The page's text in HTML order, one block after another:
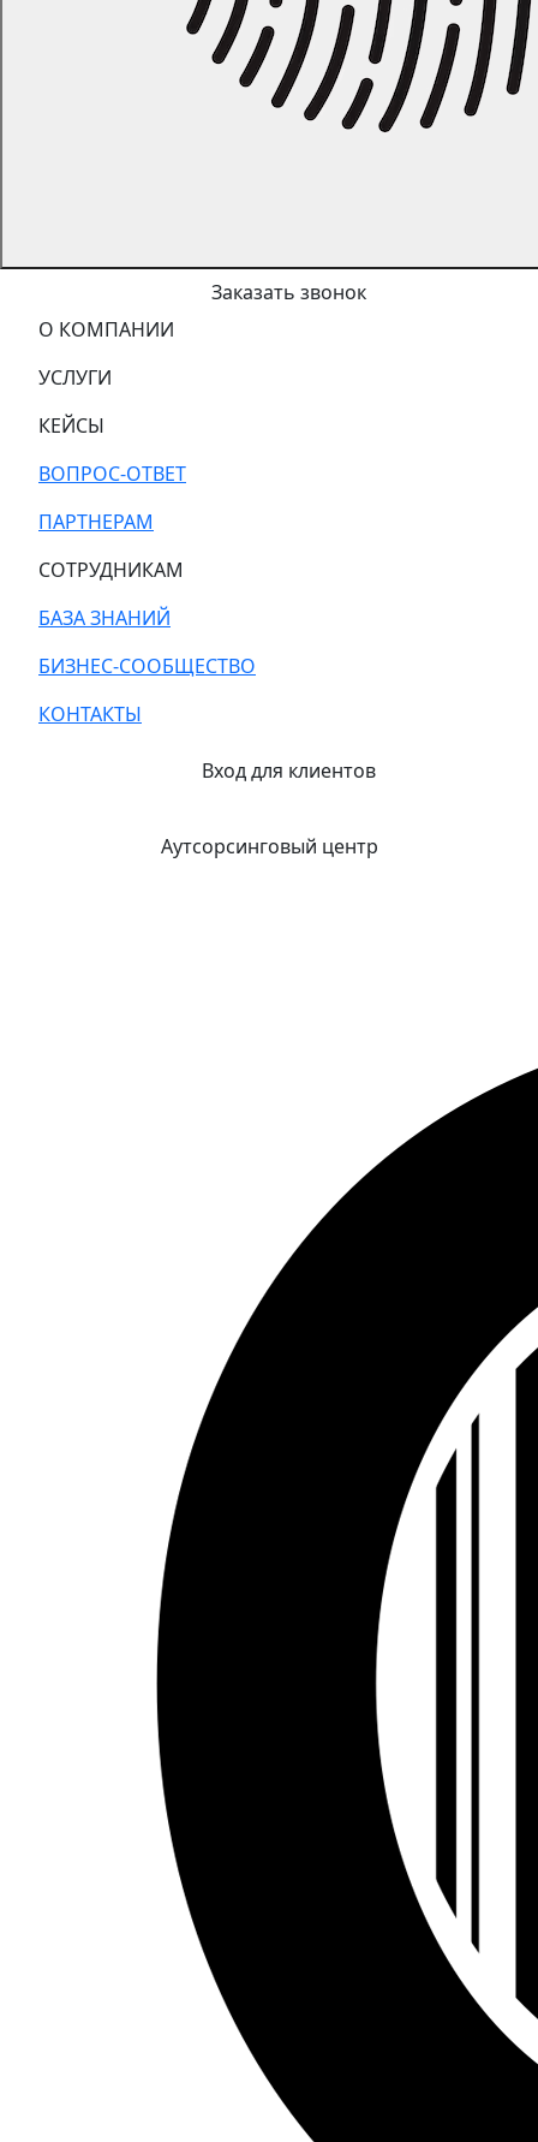
Заказать звонок
О КОМПАНИИ
УСЛУГИ
КЕЙСЫ
ВОПРОС-ОТВЕТ
ПАРТНЕРАМ
СОТРУДНИКАМ
БАЗА ЗНАНИЙ
БИЗНЕС-СООБЩЕСТВО
КОНТАКТЫ
Вход для клиентов
Аутсорсинговый центр